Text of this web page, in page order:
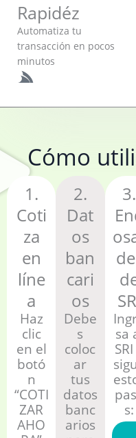
Rapidéz
Automatiza tu
transacción en pocos
minutos
Cómo
1.
Coti
za
en
líne
a
Haz
clic
en el
botó
n
“COTI
ZAR
AHO
2.
Dat
os
ban
cari
os
Debe
s
coloc
ar
tus
datos
banc
arios
3.
sa
s: